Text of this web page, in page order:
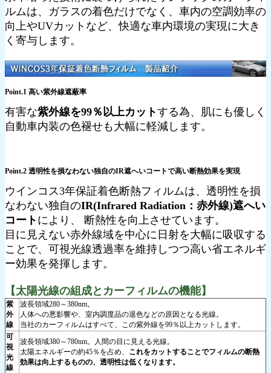
ルムは、ガラスの着色だけでなく、車内の空調効率の
向上やUVカットなど、快適な車内環境の実現に大き
く寄与します。
Point.1 高い紫外線遮蔽率
有害な紫外線を99％以上カットする為、肌にも優しく
自動車内装の色褪せも大幅に軽減します。
Point.2 透明性を損なわない独自のIR遮へいコートで高い断熱効果を実現
ウインコス3年保証着色断熱フィルムは、透明性を損
なわない独自のIR(Infrared Radiation：赤外線)遮へい
コート により、 断熱性を向上させています。
目に見えない赤外線域を中心に日射を大幅に吸収する
ことで、可視光線透過率を維持しつつ高い省エネルギ
ー効果を発揮します。
【太陽光線の組成とカーフィルムの機能】
紫
外
線
波長領域280～380nm。
人体への悪影響や、室内調度品の退色などの原因となる光線。
当社のカーフィルムはすべて、この紫外線を99％以上カットします。
可
視
光
線
波長領域380～780nm。人間の目に見える光線。
太陽エネルギーの約45％を占め、 これをカットすることでフィルムの断熱
効果は向上するものの、透明性は低くなります。